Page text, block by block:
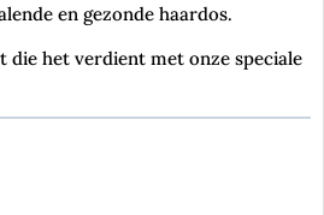
en gezonde haardos.
die het verdient met onze speciale